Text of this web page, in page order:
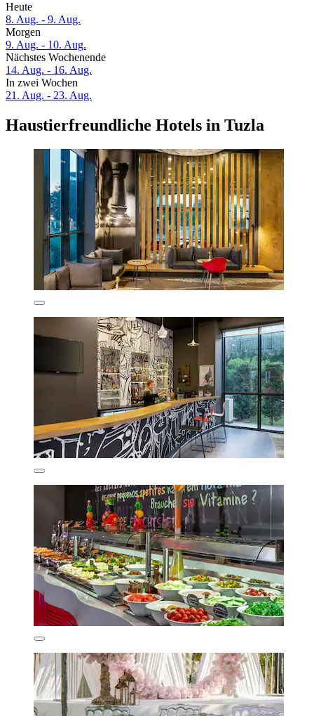
Heute
8. Aug. - 9. Aug.
Morgen
9. Aug. - 10. Aug.
Nächstes Wochenende
14. Aug. - 16. Aug.
In zwei Wochen
21. Aug. - 23. Aug.
Haustierfreundliche Hotels in Tuzla